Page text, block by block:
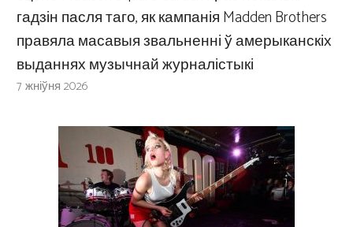
гадзін пасля таго, як кампанія Madden Brothers
правяла масавыя звальненні ў амерыканскіх
выданнях музычнай журналістыкі
7 жніўня 2026